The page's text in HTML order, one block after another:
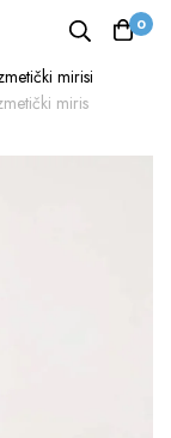
0
mirisi
miris